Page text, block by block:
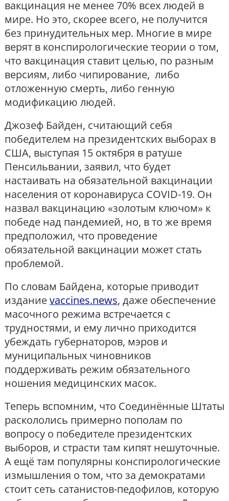
вакцинация не менее 70% всех людей в
мире. Но это, скорее всего, не получится
без принудительных мер. Многие в мире
верят в конспирологические теории о том,
что вакцинация ставит целью, по разным
версиям, либо чипирование, либо
отложенную смерть, либо генную
модификацию людей.
Джозеф Байден, считающий себя
победителем на президентских выборах в
США, выступая 15 октября в ратуше
Пенсильвании, заявил, что будет
настаивать на обязательной вакцинации
населения от коронавируса COVID-19. Он
назвал вакцинацию «золотым ключом» к
победе над пандемией, но, в то же время
предположил, что проведение
обязательной вакцинации может стать
проблемой.
По словам Байдена, которые приводит
изданиеvaccines.news, даже обеспечение
масочного режима встречается с
трудностями, и ему лично приходится
убеждать губернаторов, мэров и
муниципальных чиновников
поддерживать режим обязательного
ношения медицинских масок.
Теперь вспомним, что Соединённые Штаты
раскололись примерно пополам по
вопросу о победителе президентских
выборов, и страсти там кипят нешуточные.
А ещё там популярны конспирологические
измышления о том, что за демократами
стоит сеть сатанистов-педофилов, которую